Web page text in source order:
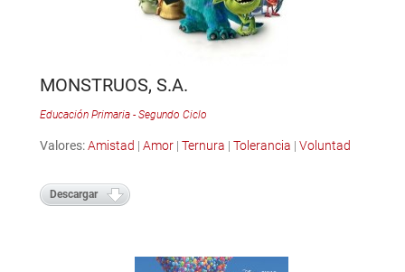
MONSTRUOS, S.A.
Educación Primaria - Segundo Ciclo
Valores:Amistad | Amor| Ternura | Tolerancia | Voluntad
Descargar